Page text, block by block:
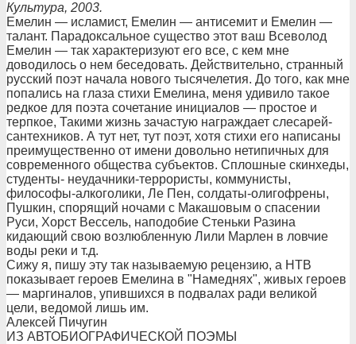
Культура, 2003.
Емелин — исламист, Емелин — антисемит и Емелин —
талант. Парадоксальное существо этот ваш Всеволод
Емелин — так характеризуют его все, с кем мне
доводилось о нем беседовать. Действительно, странный
русский поэт начала нового тысячелетия. До того, как мне
попались на глаза стихи Емелина, меня удивило такое
редкое для поэта сочетание инициалов — простое и
терпкое, Такими жизнь зачастую награждает слесарей-
сантехников. А тут нет, тут поэт, хотя стихи его написаны
преимущественно от имени довольно нетипичных для
современного общества субъектов. Сплошные скинхеды,
студенты- неудачники-террористы, коммунисты,
философы-алкоголики, Ле Пен, солдаты-олигофрены,
Пушкин, спорящий ночами с Макашовым о спасении
Руси, Хорст Вессель, наподобие Стеньки Разина
кидающий свою возлюбленную Лили Марлен в ловчие
воды реки и т.д.
Сижу я, пишу эту так называемую рецензию, а НТВ
показывает героев Емелина в "Намеднях", живых героев
— маргиналов, упившихся в подвалах ради великой
цели, ведомой лишь им.
Алексей Пичугин
ИЗ АВТОБИОГРАФИЧЕСКОЙ ПОЭМЫ